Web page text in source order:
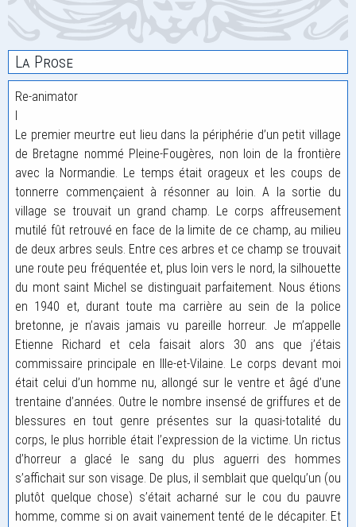
La Prose
Re-animator
I
Le premier meurtre eut lieu dans la périphérie d’un petit village
de Bretagne nommé Pleine-Fougères, non loin de la frontière
avec la Normandie. Le temps était orageux et les coups de
tonnerre commençaient à résonner au loin. A la sortie du
village se trouvait un grand champ. Le corps affreusement
mutilé fût retrouvé en face de la limite de ce champ, au milieu
de deux arbres seuls. Entre ces arbres et ce champ se trouvait
une route peu fréquentée et, plus loin vers le nord, la silhouette
du mont saint Michel se distinguait parfaitement. Nous étions
en 1940 et, durant toute ma carrière au sein de la police
bretonne, je n’avais jamais vu pareille horreur. Je m’appelle
Etienne Richard et cela faisait alors 30 ans que j’étais
commissaire principale en Ille-et-Vilaine. Le corps devant moi
était celui d’un homme nu, allongé sur le ventre et âgé d’une
trentaine d’années. Outre le nombre insensé de griffures et de
blessures en tout genre présentes sur la quasi-totalité du
corps, le plus horrible était l’expression de la victime. Un rictus
d’horreur a glacé le sang du plus aguerri des hommes
s’affichait sur son visage. De plus, il semblait que quelqu’un (ou
plutôt quelque chose) s’était acharné sur le cou du pauvre
homme, comme si on avait vainement tenté de le décapiter. Et